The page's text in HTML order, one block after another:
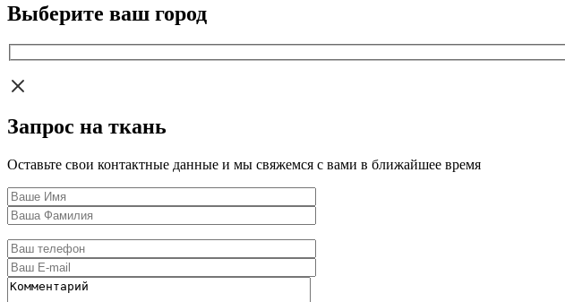
Выберите ваш город
Запрос на ткань
Оставьте свои контактные данные и мы свяжемся с вами в ближайшее время